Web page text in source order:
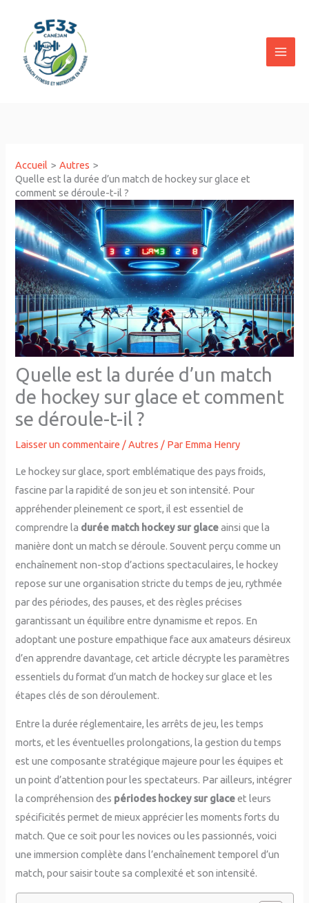
contenu
Accueil
Autres
Quelle est la durée d’un match de hockey sur glace et
comment se déroule-t-il ?
Quelle est la durée d’un match
de hockey sur glace et comment
se déroule-t-il ?
Laisser un commentaire /Autres / Par Emma Henry
Le hockey sur glace, sport emblématique des pays froids,
fascine par la rapidité de son jeu et son intensité. Pour
appréhender pleinement ce sport, il est essentiel de
comprendre la durée match hockey sur glaceainsi que la
manière dont un match se déroule. Souvent perçu comme un
enchaînement non-stop d’actions spectaculaires, le hockey
repose sur une organisation stricte du temps de jeu, rythmée
par des périodes, des pauses, et des règles précises
garantissant un équilibre entre dynamisme et repos. En
adoptant une posture empathique face aux amateurs désireux
d’en apprendre davantage, cet article décrypte les paramètres
essentiels du format d’un match de hockey sur glace et les
étapes clés de son déroulement.
Entre la durée réglementaire, les arrêts de jeu, les temps
morts, et les éventuelles prolongations, la gestion du temps
est une composante stratégique majeure pour les équipes et
un point d’attention pour les spectateurs. Par ailleurs, intégrer
la compréhension des périodes hockey sur glaceet leurs
spécificités permet de mieux apprécier les moments forts du
match. Que ce soit pour les novices ou les passionnés, voici
une immersion complète dans l’enchaînement temporel d’un
match, pour saisir toute sa complexité et son intensité.